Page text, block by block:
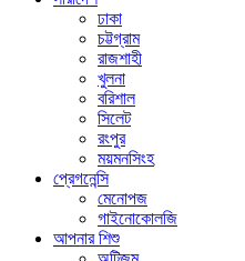
ঢাকা
চট্টগ্রাম
রাজশাহী
খুলনা
বরিশাল
সিলেট
রংপুর
ময়মনসিংহ
প্রেগনেন্সি
মেনোপজ
গাইনোকোলজি
আপনার শিশু